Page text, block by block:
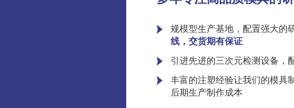
规模型生产基地，配置强大的
线，交货期有保证
引进先进的三次元检测设备，
丰富的注塑经验让我们的模具
后期生产制作成本